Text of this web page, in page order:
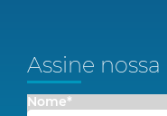
Assine nossa
Nome*